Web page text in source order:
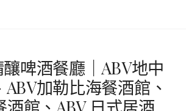
啤酒餐廳｜ABV地中
加勒比海餐酒館、
酒館、ABV 日式居酒